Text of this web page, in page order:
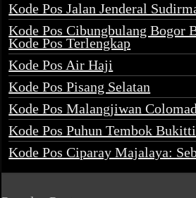
Kode Pos Jalan Jenderal
Kode Pos Cibungbulang Bogor
Kode Pos Terlengkap
Kode Pos Air Haji
Kode Pos Pisang Selatan
Kode Pos Malangjiwan
Kode Pos Puhun Tembok
Kode Pos Ciparay Majalaya: